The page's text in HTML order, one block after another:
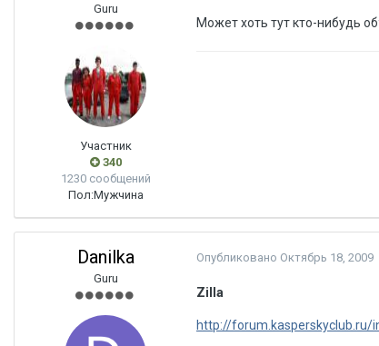
Guru
Участник
340
1230 сообщений
Пол:Мужчина
Может хоть тут кто-нибудь
Danilka
Guru
Опубликовано Октябрь 18, 2009
Zilla
http://forum.kasperskyclub.ru/